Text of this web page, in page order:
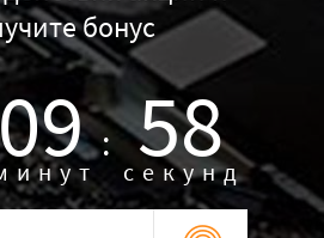
бонус
: 57
секунд